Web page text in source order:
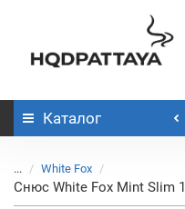
Каталог
... White Fox
Снюс White Fox Mint Slim